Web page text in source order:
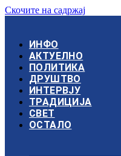
Скочите на садржај
ИНФО
АКТУЕЛНО
ПОЛИТИКА
ДРУШТВО
ИНТЕРВЈУ
ТРАДИЦИЈА
СВЕТ
ОСТАЛО